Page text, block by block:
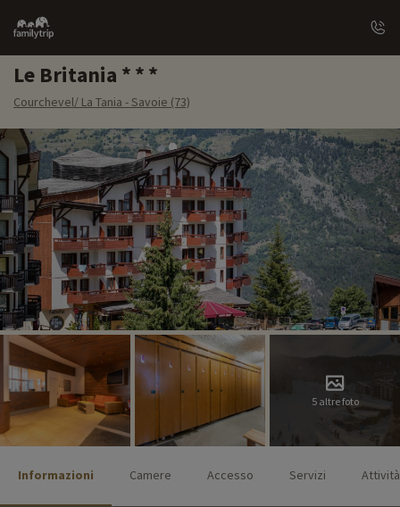
Family
trip
Le Britania
Courchevel/ La Tania - Savoie (73)
5 altre foto
Informazioni Camere Accesso Servizi Attività